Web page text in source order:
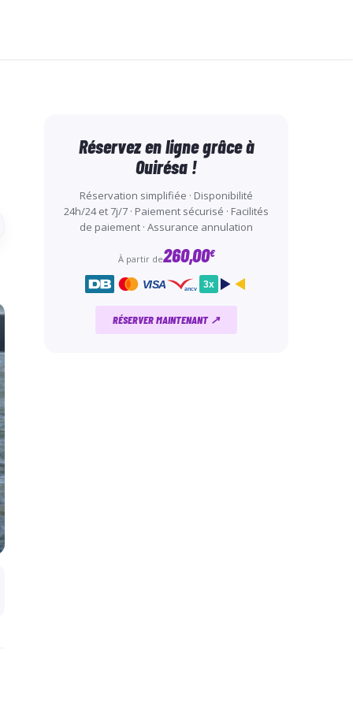
Réservez en ligne grâce à
Ouirésa !
Réservation simplifiée · Disponibilité
24h/24 et 7j/7 · Paiement sécurisé · Facilités
de paiement · Assurance annulation
À partir de260,00€
VISA ancv 3x
RÉSERVER MAINTENANT ↗